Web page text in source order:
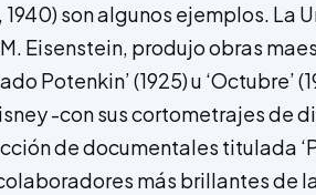
1940) son algunos ejemplos. La
Eisenstein, produjo obras
Potenkin’ (1925) u ‘Octubre’
-con sus cortometrajes de
de documentales titulada
más brillantes de